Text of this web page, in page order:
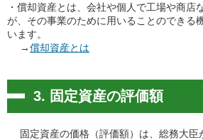
・償却資産とは、会社や個人で工場や商店
が、その事業のために用いることのできる
います。
→償却資産とは
3. 固定資産の評価額
固定資産の価格（評価額）は、総務大臣